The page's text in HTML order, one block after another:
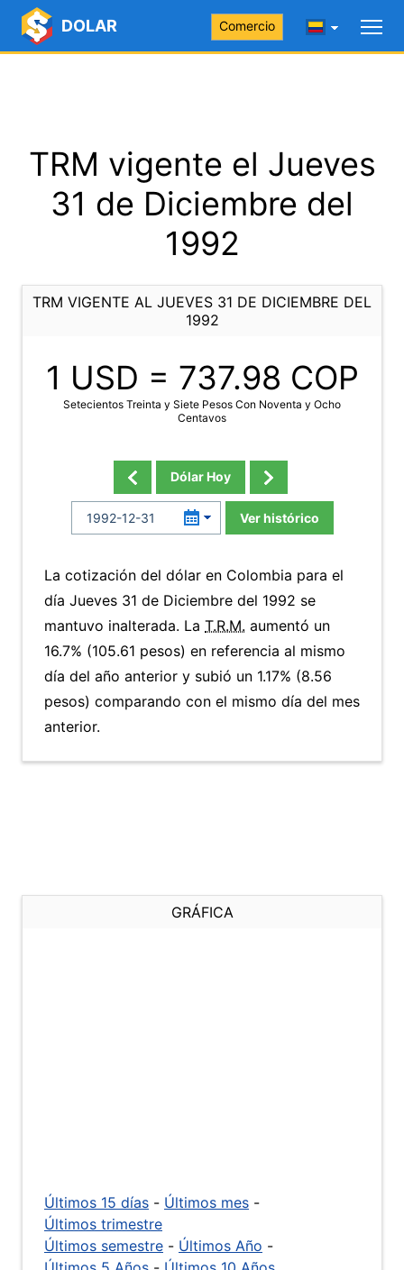
DOLAR Comercio
TRM vigente el Jueves
31 de Diciembre del
1992
TRM VIGENTE AL JUEVES 31 DE DICIEMBRE DEL
1992
1 USD = 737.98 COP
Setecientos Treinta y Siete Pesos Con Noventa y Ocho
Centavos
Dólar Hoy
Ver histórico
La cotización del dólar en Colombia para el
día Jueves 31 de Diciembre del 1992 se
mantuvo inalterada. La T.R.M. aumentó un
16.7% (105.61 pesos) en referencia al mismo
día del año anterior y subió un 1.17% (8.56
pesos) comparando con el mismo día del mes
anterior.
GRÁFICA
Últimos 15 días - Últimos mes -
Últimos trimestre
Últimos semestre - Últimos Año -